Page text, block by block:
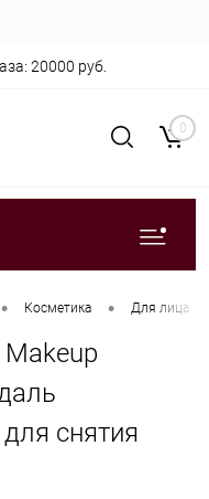
20000 руб.
0
• Косметика • Для лица
Makeup
снятия